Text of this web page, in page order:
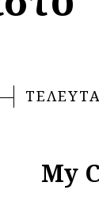
My